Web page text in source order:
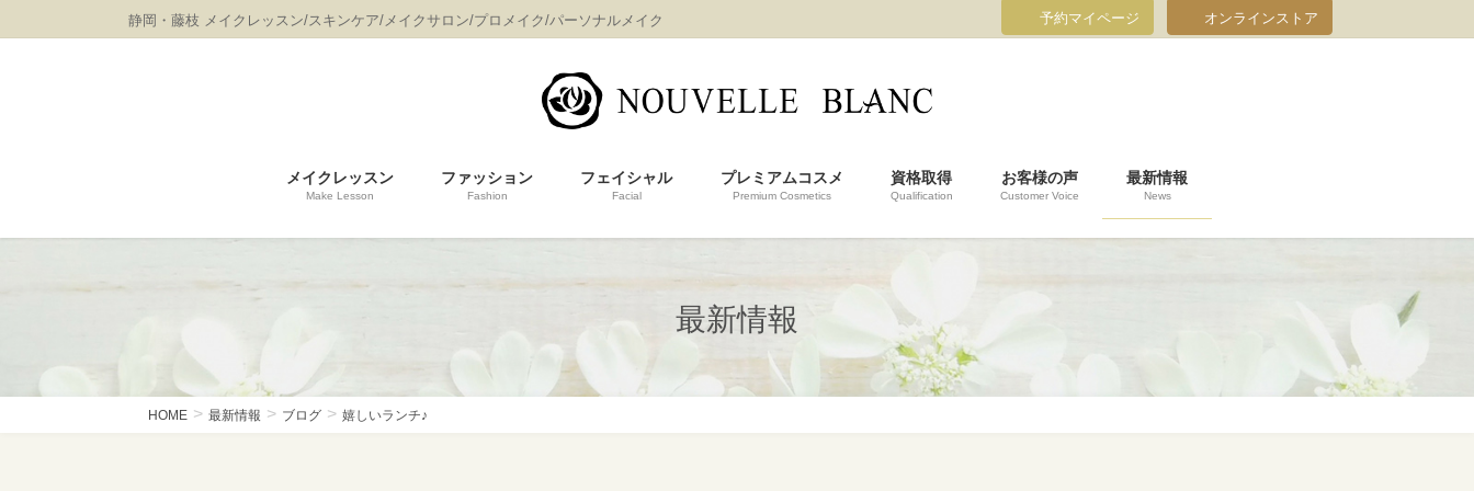
ン
ビ
静岡・藤枝 メイクレッスン/スキンケア/メイクサロン/プロメイク/パーソナルメイク 予約マイページ オンラインストア
メイクレッスン
Make Lesson
ファッション
Fashion
フェイシャル
Facial
プレミアムコスメ
Premium Cosmetics
資格取得
Qualification
お客様の声
Customer Voice
最新情報
News
最新情報
HOME 最新情報 ブログ 嬉しいランチ♪